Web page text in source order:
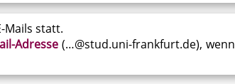
Mails statt.
Adresse (…@stud.uni-frankfurt.de),